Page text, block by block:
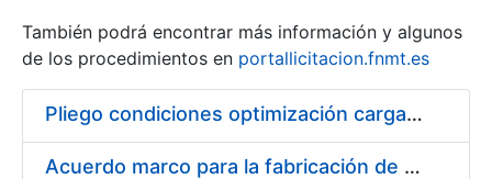
Show/Hide
También podrá encontrar más información y algunos
de los procedimientos en portallicitacion.fnmt.es
Pliego condiciones optimización cargas compras firmado
Acuerdo marco para la fabricación de piezas